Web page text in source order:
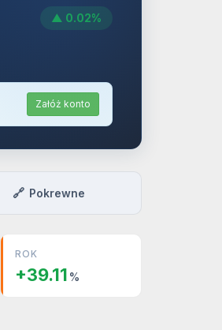
▲ 0.02%
Załóż konto
🔗 Pokrewne
ROK
+39.11 %